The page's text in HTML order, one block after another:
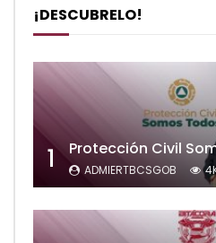
¡DESCUBRELO!
1 Protección Civil
ADMIERTBCSGOB